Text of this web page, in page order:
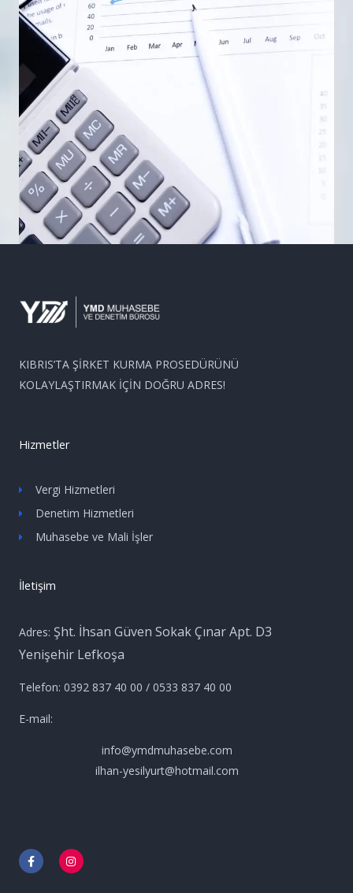
KIBRIS’TA ŞİRKET KURMA PROSEDÜRÜNÜ
KOLAYLAŞTIRMAK İÇİN DOĞRU ADRES!
Hizmetler
Vergi Hizmetleri
Denetim Hizmetleri
Muhasebe ve Mali İşler
İletişim
Adres: Şht. İhsan Güven Sokak Çınar Apt. D3
Yenişehir Lefkoşa
Telefon: 0392 837 40 00 / 0533 837 40 00
E-mail:
info@ymdmuhasebe.com
ilhan-yesilyurt@hotmail.com
F
a
c
I
n
s